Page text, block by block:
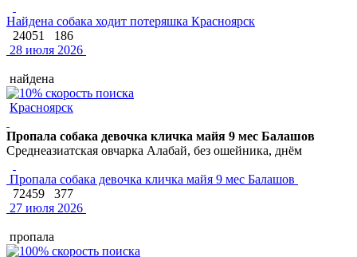
Найдена собака ходит потеряшка Красноярск
24051
186
28 июля 2026
найдена
Красноярск
Пропала собака девочка кличка майя 9 мес Балашов
Среднеазиатская овчарка Алабай, без ошейника, днём
Пропала собака девочка кличка майя 9 мес Балашов
72459
377
27 июля 2026
пропала